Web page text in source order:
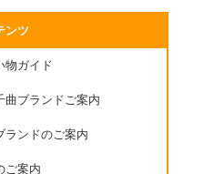
ンツ
物ガイド
曲ブランドご案内
ランドのご案内
ご案内